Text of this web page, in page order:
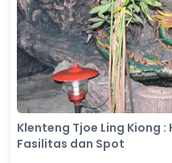
Klenteng Tjoe Ling Kiong
Fasilitas dan Spot